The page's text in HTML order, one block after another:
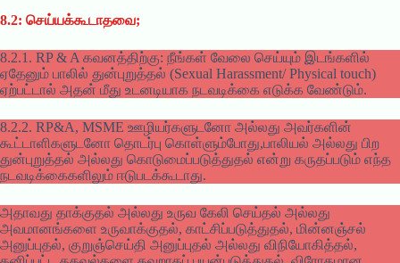
8.2: செய்யக்கூடாதவை;
8.2.1. RP & A கவனத்திற்கு: நீங்கள் வேலை செய்யும் இடங்களில்
ஏதேனும் பாலில் துன்புறுத்தல் (Sexual Harassment/ Physical touch)
ஏற்பட்டால் அதன் மீது உடனடியாக நடவடிக்கை எடுக்க வேண்டும்.
8.2.2. RP&A, MSME ஊழியர்களுடனோ அல்லது அவர்களின்
கூட்டாளிகளுடனோ தொடர்பு கொள்ளும்போது,பாலியல் அல்லது பிற
துன்புறுத்தல் அல்லது கொடுமைப்படுத்துதல் என்று கருதப்படும் எந்த
நடவடிக்கைகளிலும் ஈடுபடக்கூடாது.
அதாவது தாக்குதல் அல்லது உருவ கேலி செய்தல் அல்லது
அவமானங்களை உருவாக்குதல், காட்சிப்படுத்துதல், மின்னஞ்சல்
அனுப்புதல், குறுஞ்செய்தி அனுப்புதல் அல்லது விநியோகித்தல்,